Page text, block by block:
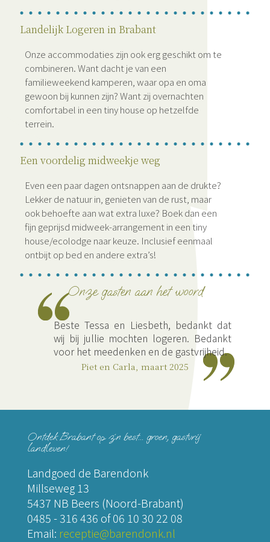
Landelijk Logeren in Brabant
Onze accommodaties zijn ook erg geschikt om te
combineren. Want dacht je van een
familieweekend kamperen, waar opa en oma
gewoon bij kunnen zijn? Want zij overnachten
comfortabel in een tiny house op hetzelfde
terrein.
Een voordelig midweekje weg
Even een paar dagen ontsnappen aan de drukte?
Lekker de natuur in, genieten van de rust, maar
ook behoefte aan wat extra luxe? Boek dan een
fijn geprijsd midweek-arrangement in een tiny
house/ecolodge naar keuze. Inclusief eenmaal
ontbijt op bed en andere extra’s!
Onze gasten aan het woord
Beste Tessa en Liesbeth, bedankt dat
wij bij jullie mochten logeren. Bedankt
voor het meedenken en de gastvrijheid.
Piet en Carla, maart 2025
Ontdek Brabant op z´n best... groen, gastvrij
landleven!
Landgoed de Barendonk
Millseweg 13
5437 NB Beers (Noord-Brabant)
0485 - 316 436 of06 10 30 22 08
Email: receptie@barendonk.nl